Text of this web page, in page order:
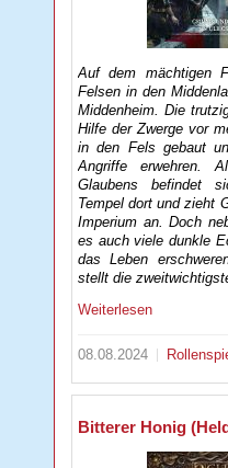
Auf dem mächtigen
Felsen in den
Middenheim. Die
Hilfe der Zwerge vor
in den Fels gebaut
Angriffe erwehren.
Glaubens befindet
Tempel dort und zieht
Imperium an. Doch
es auch viele dunkle
das Leben
stellt die
Weiterlesen
08.08.2024
Bitterer Honig